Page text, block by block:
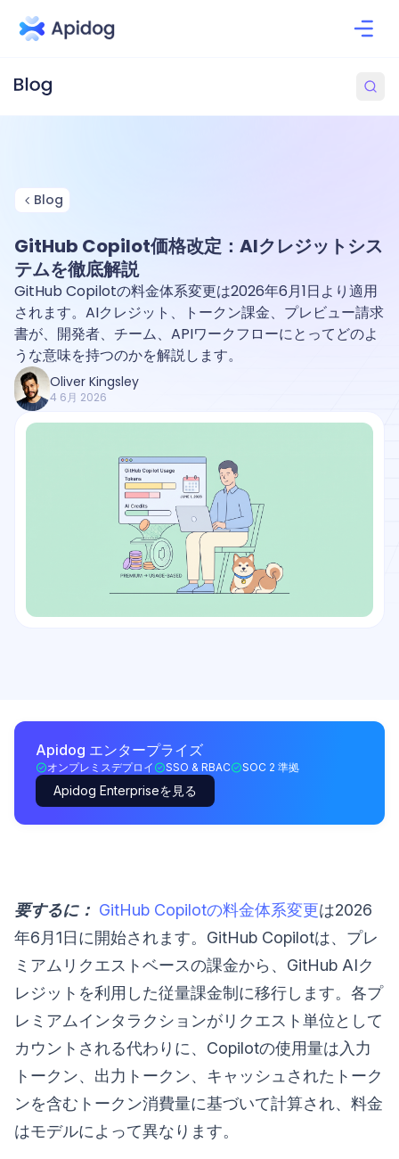
Blog
GitHub Copilot価格改定：AIクレジットシス
テムを徹底解説
GitHub Copilotの料金体系変更は2026年6月1日より適用
されます。AIクレジット、トークン課金、プレビュー請求
書が、開発者、チーム、APIワークフローにとってどのよ
うな意味を持つのかを解説します。
Oliver Kingsley
4 6月 2026
Apidog エンタープライズ
オンプレミスデプロイ SSO & RBAC SOC 2 準拠
Apidog Enterpriseを見る
要するに： GitHub Copilotの料金体系変更は2026
年6月1日に開始されます。GitHub Copilotは、プレ
ミアムリクエストベースの課金から、GitHub AIク
レジットを利用した従量課金制に移行します。各プ
レミアムインタラクションがリクエスト単位として
カウントされる代わりに、Copilotの使用量は入力
トークン、出力トークン、キャッシュされたトーク
ンを含むトークン消費量に基づいて計算され、料金
はモデルによって異なります。